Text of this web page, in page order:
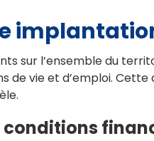
sur l’ensemble du
de vie et d’emploi.
conditions